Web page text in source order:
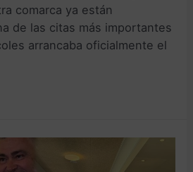
comarca ya están
de las citas más importantes
arrancaba oficialmente el